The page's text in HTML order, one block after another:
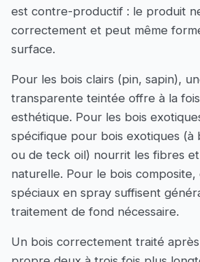
est contre-productif : le produit
correctement et peut même
surface.
Pour les bois clairs (pin, sapin),
transparente teintée offre à la
esthétique. Pour les bois
spécifique pour bois exotiques (à
ou de teck oil) nourrit les fibres
naturelle. Pour le bois
spéciaux en spray suffisent
traitement de fond nécessaire.
Un bois correctement traité